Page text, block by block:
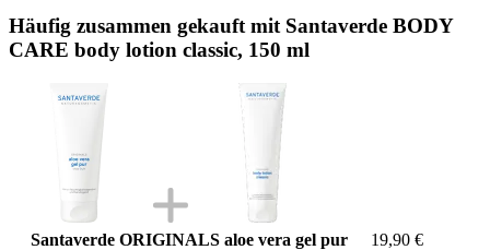
Häufig zusammen gekauft mit Santaverde BODY
CARE body lotion classic, 150 ml
Santaverde ORIGINALS aloe vera gel pur
19,90 €